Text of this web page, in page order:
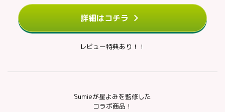
詳細はコチラ
レビュー特典あり！！
Sumieが星よみを監修した
コラボ商品！